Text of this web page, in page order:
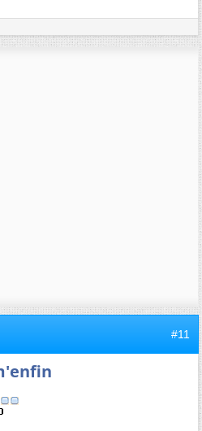
#11